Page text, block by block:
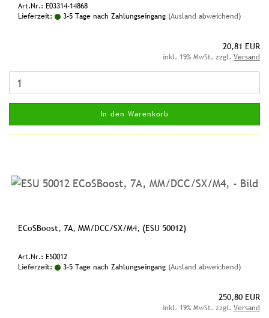
Art.Nr.: E03314-14868
Lieferzeit:
3-5 Tage nach Zahlungseingang (Ausland abweichend)
20,81 EUR
inkl. 19% MwSt. zzgl. Versand
In den Warenkorb
ECoSBoost, 7A, MM/DCC/SX/M4, (ESU 50012)
Art.Nr.: E50012
Lieferzeit:
3-5 Tage nach Zahlungseingang (Ausland abweichend)
250,80 EUR
inkl. 19% MwSt. zzgl. Versand